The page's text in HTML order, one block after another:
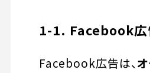
1-1. Facebook広
Facebook広告は、